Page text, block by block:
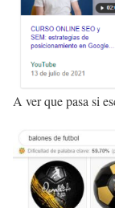
A ver que pasa si